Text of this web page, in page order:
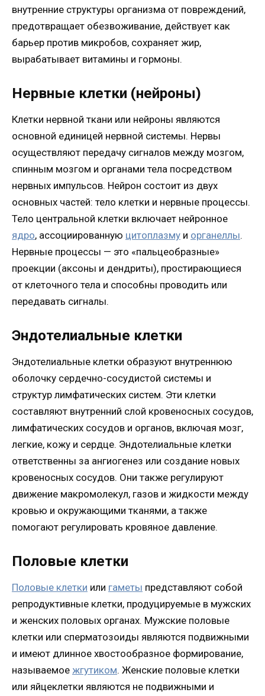
внутренние структуры организма от повреждений,
предотвращает обезвоживание, действует как
барьер против микробов, сохраняет жир,
вырабатывает витамины и гормоны.
Нервные клетки (нейроны)
Клетки нервной ткани или нейроны являются
основной единицей нервной системы. Нервы
осуществляют передачу сигналов между мозгом,
спинным мозгом и органами тела посредством
нервных импульсов. Нейрон состоит из двух
основных частей: тело клетки и нервные процессы.
Тело центральной клетки включает нейронное
ядро, ассоциированную цитоплазму и органеллы.
Нервные процессы — это «пальцеобразные»
проекции (аксоны и дендриты), простирающиеся
от клеточного тела и способны проводить или
передавать сигналы.
Эндотелиальные клетки
Эндотелиальные клетки образуют внутреннюю
оболочку сердечно-сосудистой системы и
структур лимфатических систем. Эти клетки
составляют внутренний слой кровеносных сосудов,
лимфатических сосудов и органов, включая мозг,
легкие, кожу и сердце. Эндотелиальные клетки
ответственны за ангиогенез или создание новых
кровеносных сосудов. Они также регулируют
движение макромолекул, газов и жидкости между
кровью и окружающими тканями, а также
помогают регулировать кровяное давление.
Половые клетки
Половые клетки или гаметы представляют собой
репродуктивные клетки, продуцируемые в мужских
и женских половых органах. Мужские половые
клетки или сперматозоиды являются подвижными
и имеют длинное хвостообразное формирование,
называемое жгутиком. Женские половые клетки
или яйцеклетки являются не подвижными и